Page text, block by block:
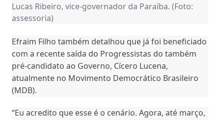
Lucas Ribeiro, vice-governador da Paraíba. (Foto:
assessoria)
Efraim Filho também detalhou que já foi beneficiado
com a recente saída do Progressistas do também
pré-candidato ao Governo, Cícero Lucena,
atualmente no Movimento Democrático Brasileiro
(MDB).
“Eu acredito que esse é o cenário. Agora, até março,